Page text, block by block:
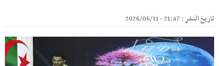
تاريخ النشر : 21:47 - 2026/06/11